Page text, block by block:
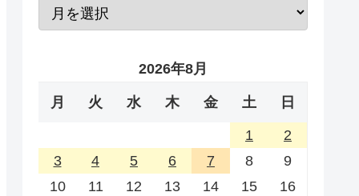
2026年8月
月 火 水 木 金 土 日
1
2
3
4 5 6 7 8
9
10
11 12 13 14 15
16